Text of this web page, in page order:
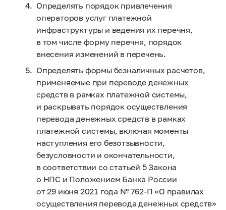
Определять порядок привлечения
операторов услуг платежной
инфраструктуры и ведения их перечня,
в том числе форму перечня, порядок
внесения изменений в перечень.
Определять формы безналичных расчетов,
применяемые при переводе денежных
средств в рамках платежной системы,
и раскрывать порядок осуществления
перевода денежных средств в рамках
платежной системы, включая моменты
наступления его безотзывности,
безусловности и окончательности,
в соответствии со статьей 5 Закона
о НПС и Положением Банка России
от 29 июня 2021 года №762-П «О правилах
осуществления перевода денежных средств»